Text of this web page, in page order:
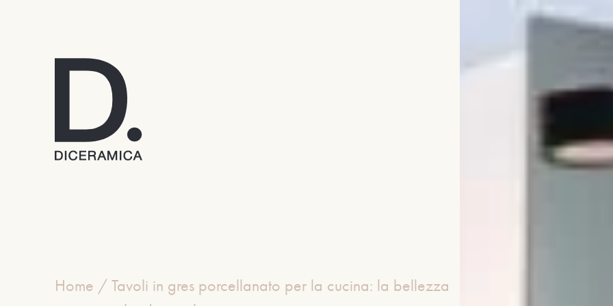
Home / Tavoli in gres porcellanato per la cucina: la bellezza